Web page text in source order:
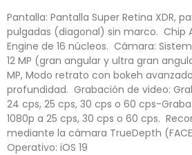
Pantalla: Pantalla Super Retina XDR,
pulgadas (diagonal) sin marco.  Chip
Engine de 16 núcleos.  Cámara:
12 MP (gran angular y ultra gran
MP, Modo retrato con bokeh
profundidad.  Grabación de video:
24 cps, 25 cps, 30 cps o 60 cps-
1080p a 25 cps, 30 cps o 60 cps. 
mediante la cámara TrueDepth (FACE
Operativo: iOS 19